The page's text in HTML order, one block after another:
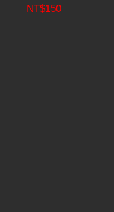
NT$150